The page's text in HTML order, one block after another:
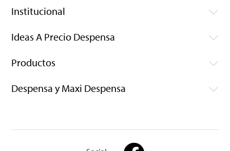
Institucional
Ideas A Precio Despensa
Productos
Despensa y Maxi Despensa